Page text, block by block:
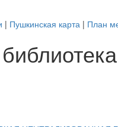
| Пушкинская карта | План